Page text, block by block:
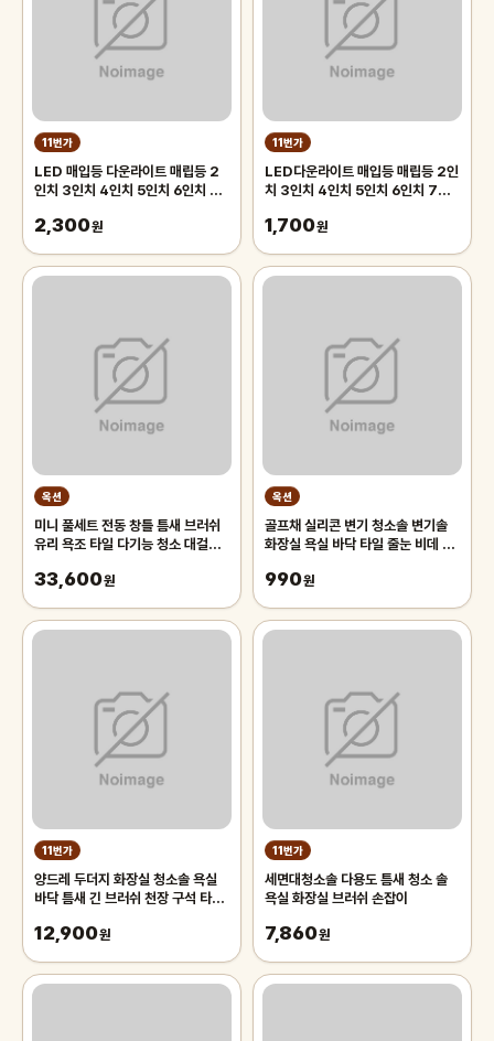
11번가
LED 매입등 다운라이트 매립등 2
인치 3인치 4인치 5인치 6인치 7
2,300원
11번가
LED다운라이트 매입등 매립등 2인
치 3인치 4인치 5인치 6인치 7인
1,700원
옥션
미니 풀세트 전동 창틀 틈새 브러쉬
유리 욕조 타일 다기능 청소 대걸레
33,600원
옥션
골프채 실리콘 변기 청소솔 변기솔
화장실 욕실 바닥 타일 줄눈 비데 청
990원
11번가
양드레 두더지 화장실 청소솔 욕실
바닥 틈새 긴 브러쉬 천장 구석 타일
12,900원
11번가
세면대청소솔 다용도 틈새 청소 솔
욕실 화장실 브러쉬 손잡이
7,860원